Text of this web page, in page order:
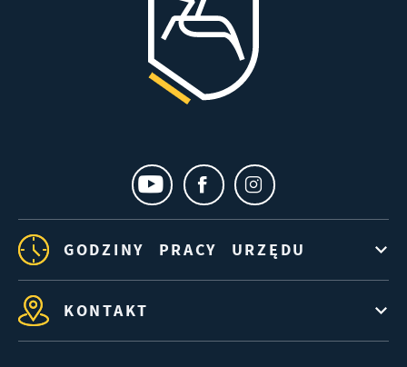
GODZINY PRACY URZĘDU
KONTAKT